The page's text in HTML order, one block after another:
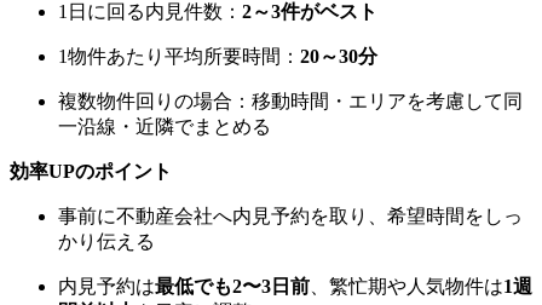
1日に回る内見件数： 2～3件がベスト
1物件あたり平均所要時間： 20～30分
複数物件回りの場合：移動時間・エリアを考慮して同
一沿線・近隣でまとめる
効率UPのポイント
事前に不動産会社へ内見予約を取り、希望時間をしっ
かり伝える
内見予約は最低でも2〜3日前 、繁忙期や人気物件は1週